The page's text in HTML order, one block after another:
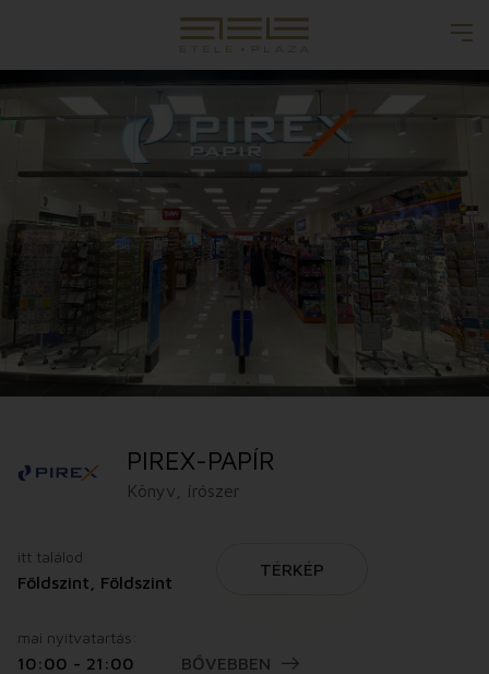
PIREX-PAPÍR
Könyv, írószer
itt találod
Földszint, Földszint
TÉRKÉP
mai nyitvatartás:
10:00 - 21:00 BŐVEBBEN